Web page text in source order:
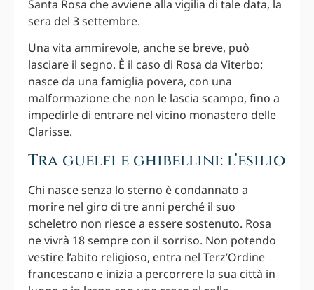
Santa Rosa che avviene alla vigilia di tale data, la
sera del 3 settembre.
Una vita ammirevole, anche se breve, può
lasciare il segno. È il caso di Rosa da Viterbo:
nasce da una famiglia povera, con una
malformazione che non le lascia scampo, fino a
impedirle di entrare nel vicino monastero delle
Clarisse.
Tra guelfi e ghibellini: l’esilio
Chi nasce senza lo sterno è condannato a
morire nel giro di tre anni perché il suo
scheletro non riesce a essere sostenuto. Rosa
ne vivrà 18 sempre con il sorriso. Non potendo
vestire l’abito religioso, entra nel Terz’Ordine
francescano e inizia a percorrere la sua città in